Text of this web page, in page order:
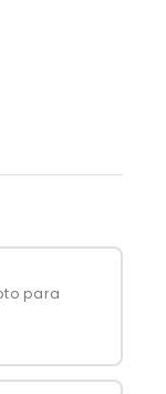
para